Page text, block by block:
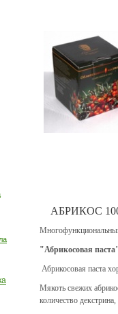
АБРИКОС
"Абрикосовая
Абрикосовая паста
Мякоть свежих
количество